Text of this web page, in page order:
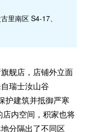
里南区 S4-17、
舰店，店铺外立面
瑞士汝山谷
护建筑并抵御严寒
内空间，积家也将
分隔出了不同区